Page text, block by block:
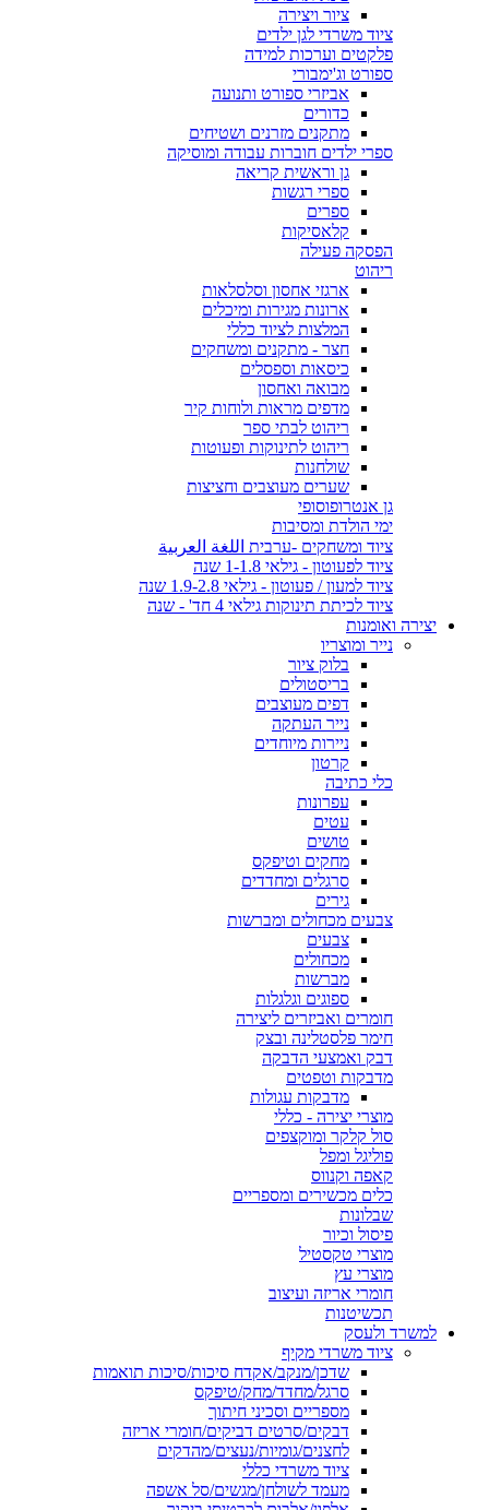
ציור ויצירה
ציוד משרדי לגן ילדים
פלקטים וערכות למידה
ספורט וג'ימבורי
אביזרי ספורט ותנועה
כדורים
מתקנים מזרנים ושטיחים
ספרי ילדים חוברות עבודה ומוסיקה
גן וראשית קריאה
ספרי רגשות
ספרים
קלאסיקות
הפסקה פעילה
ריהוט
ארגזי אחסון וסלסלאות
ארונות מגירות ומיכלים
המלצות לציוד כללי
חצר - מתקנים ומשחקים
כיסאות וספסלים
מבואה ואחסון
מדפים מראות ולוחות קיר
ריהוט לבתי ספר
ריהוט לתינוקות ופעוטות
שולחנות
שערים מעוצבים וחציצות
גן אנטרופוסופי
ימי הולדת ומסיבות
ציוד ומשחקים -ערבית اللغة العربية
ציוד לפעוטון - גילאי 1-1.8 שנה
ציוד למעון / פעוטון - גילאי 1.9-2.8 שנה
ציוד לכיתת תינוקות גילאי 4 חד' - שנה
יצירה ואומנות
נייר ומוצריו
בלוק ציור
בריסטולים
דפים מעוצבים
נייר העתקה
ניירות מיוחדים
קרטון
כלי כתיבה
עפרונות
עטים
טושים
מחקים וטיפקס
סרגלים ומחדדים
גירים
צבעים מכחולים ומברשות
צבעים
מכחולים
מברשות
ספוגים וגלגלות
חומרים ואביזרים ליצירה
חימר פלסטלינה ובצק
דבק ואמצעי הדבקה
מדבקות וטפטים
מדבקות עגולות
מוצרי יצירה - כללי
סול קלקר ומוקצפים
פוליגל ומפל
קאפה וקנווס
כלים מכשירים ומספריים
שבלונות
פיסול וכיור
מוצרי טקסטיל
מוצרי עץ
חומרי אריזה ועיצוב
תכשיטנות
למשרד ולעסק
ציוד משרדי מקיף
שדכן/מנקב/אקדח סיכות/סיכות תואמות
סרגל/מחדד/מחק/טיפקס
מספריים וסכיני חיתוך
דבקים/סרטים דביקים/חומרי אריזה
לחצנים/גומיות/נעצים/מהדקים
ציוד משרדי כללי
מעמד לשולחן/מגשים/סל אשפה